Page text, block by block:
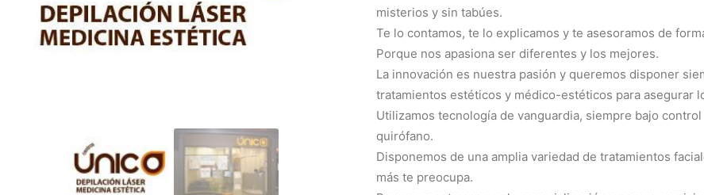
misterios y sin tabúes.
Te lo contamos, te lo explicamos y te asesoramos de
Porque nos apasiona ser diferentes y los mejores.
La innovación es nuestra pasión y queremos disponer
tratamientos estéticos y médico-estéticos para asegurar
Utilizamos tecnología de vanguardia, siempre bajo
quirófano.
Disponemos de una amplia variedad de tratamientos
más te preocupa.